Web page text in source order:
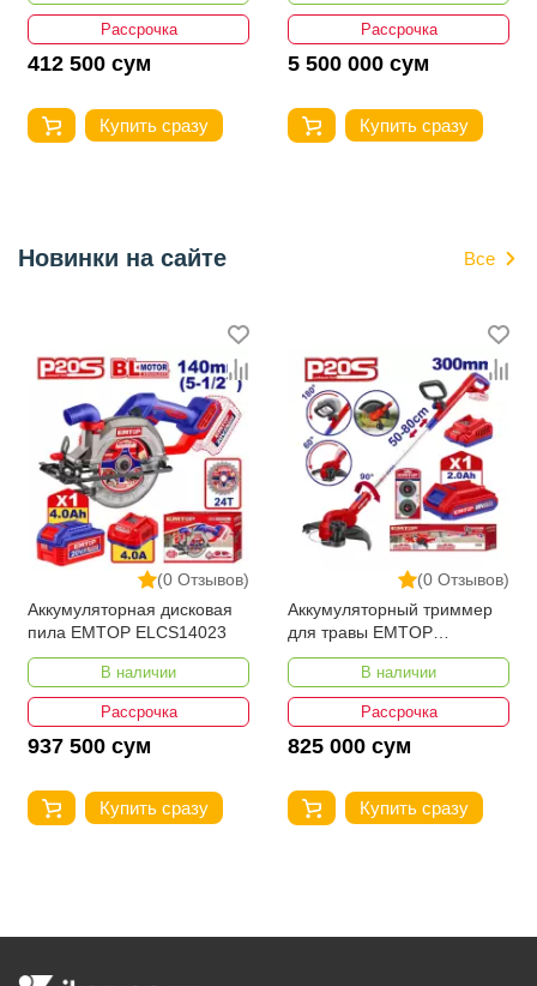
Рассрочка
412 500 сум
Купить сразу
Рассрочка
5 500 000 сум
Купить сразу
Новинки на сайте Все
(0 Отзывов)
Аккумуляторная дисковая
пила EMTOP ELCS14023
В наличии
Рассрочка
937 500 сум
Купить сразу
(0 Отзывов)
Аккумуляторный триммер
для травы EMTOP
ELGT203285
В наличии
Рассрочка
825 000 сум
Купить сразу